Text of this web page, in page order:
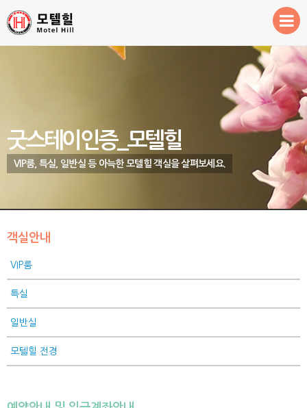
주변관광지
굿스테이인증_모텔힐
VIP룸, 특실, 일반실 등 아늑한 모텔힐 객실을 살펴보세요.
객실안내
VIP룸
특실
일반실
모텔힐 전경